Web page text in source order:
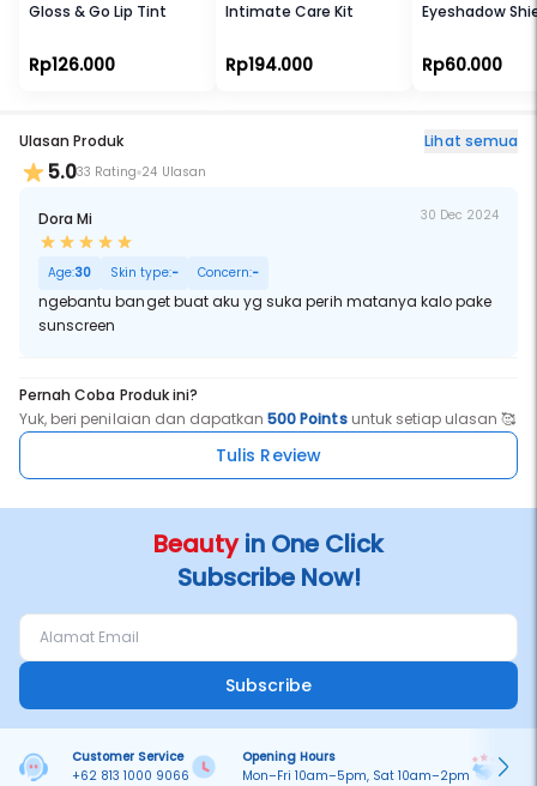
Gloss & Go Lip Tint
Rp126.000
Intimate Care Kit
Rp194.000
Eyeshadow
Rp60.000
Ulasan Produk Lihat semua
5.033 Rating 24 Ulasan
Dora Mi 30 Dec 2024
Age:30 Skin type:- Concern:-
ngebantu banget buat aku yg suka perih matanya kalo pake
sunscreen
Pernah Coba Produk ini?
Yuk, beri penilaian dan dapatkan500 Pointsuntuk setiap ulasan 🥰
Tulis Review
Beautyin One Click
Subscribe Now!
Subscribe
Customer Service
+62 813 1000 9066
Opening Hours
Mon–Fri 10am–5pm, Sat 10am–2pm